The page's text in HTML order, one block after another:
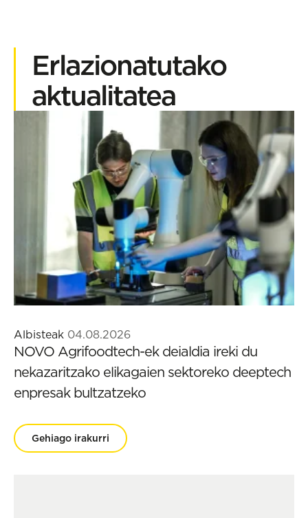
Erlazionatutako
aktualitatea
Albisteak 04.08.2026
NOVO Agrifoodtech-ek deialdia ireki du
nekazaritzako elikagaien sektoreko deeptech
enpresak bultzatzeko
Gehiago irakurri